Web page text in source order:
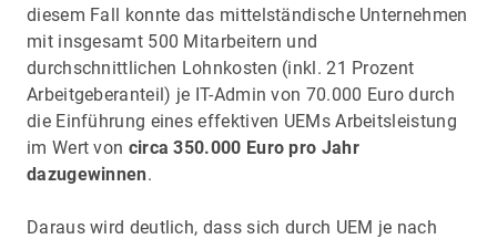
diesem Fall konnte das mittelständische Unternehmen
mit insgesamt 500 Mitarbeitern und
durchschnittlichen Lohnkosten (inkl. 21 Prozent
Arbeitgeberanteil) je IT-Admin von 70.000 Euro durch
die Einführung eines effektiven UEMs Arbeitsleistung
im Wert von circa 350.000 Euro pro Jahr
dazugewinnen.
Daraus wird deutlich, dass sich durch UEM je nach